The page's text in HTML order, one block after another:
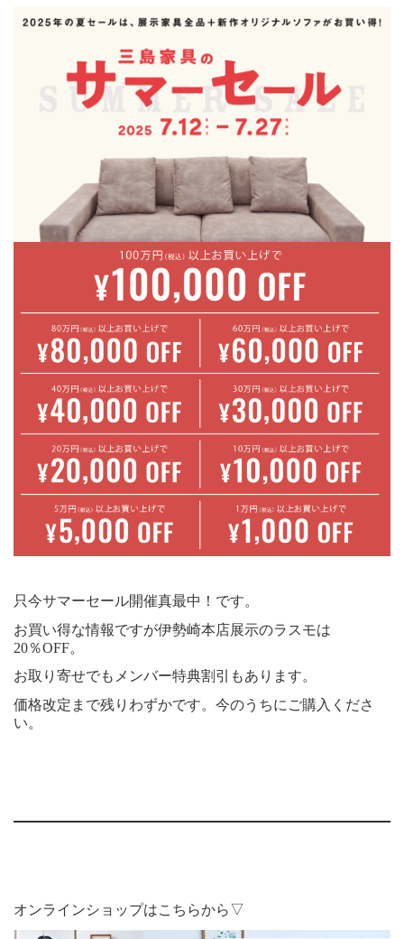
只今サマーセール開催真最中！です。
お買い得な情報ですが伊勢崎本店展示のラスモは
20％OFF。
お取り寄せでもメンバー特典割引もあります。
価格改定まで残りわずかです。今のうちにご購入くださ
い。
オンラインショップはこちらから▽